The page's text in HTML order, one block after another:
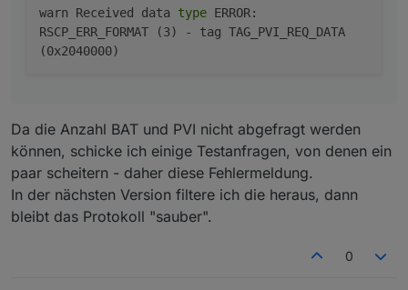
warn Received data type ERROR:
RSCP_ERR_FORMAT (3) - tag TAG_PVI_REQ_DATA
(0x2040000)
Da die Anzahl BAT und PVI nicht abgefragt werden
können, schicke ich einige Testanfragen, von denen ein
paar scheitern - daher diese Fehlermeldung.
In der nächsten Version filtere ich die heraus, dann
bleibt das Protokoll "sauber".
0